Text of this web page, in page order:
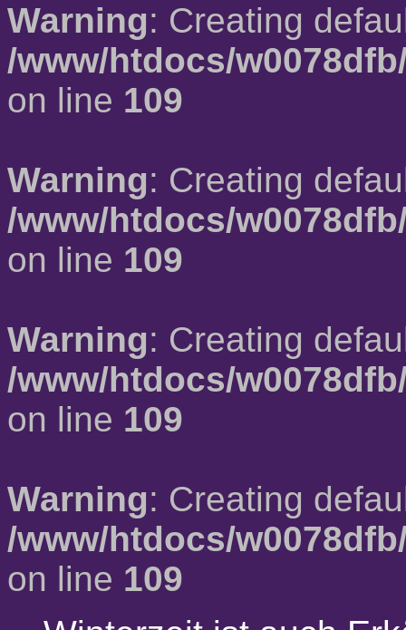
Warning: Creating
/www/htdocs/
on line 109
Warning: Creating
/www/htdocs/
on line 109
Warning: Creating
/www/htdocs/
on line 109
Warning: Creating
/www/htdocs/
on line 109